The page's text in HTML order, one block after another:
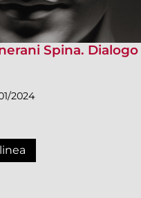
Spina.
2024